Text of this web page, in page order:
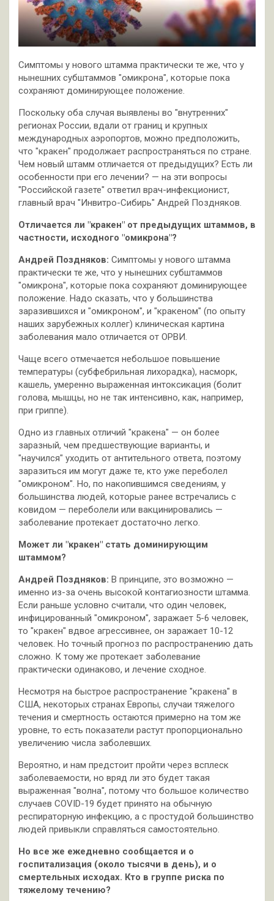
Симптомы у нового штамма практически те же, что у
нынешних субштаммов "омикрона", которые пока
сохраняют доминирующее положение.
Поскольку оба случая выявлены во "внутренних"
регионах России, вдали от границ и крупных
международных аэропортов, можно предположить,
что "кракен" продолжает распространяться по стране.
Чем новый штамм отличается от предыдущих? Есть ли
особенности при его лечении? — на эти вопросы
"Российской газете" ответил врач-инфекционист,
главный врач "Инвитро-Сибирь" Андрей Поздняков.
Отличается ли "кракен" от предыдущих штаммов, в
частности, исходного "омикрона"?
Андрей Поздняков: Симптомы у нового штамма
практически те же, что у нынешних субштаммов
"омикрона", которые пока сохраняют доминирующее
положение. Надо сказать, что у большинства
заразившихся и "омикроном", и "кракеном" (по опыту
наших зарубежных коллег) клиническая картина
заболевания мало отличается от ОРВИ.
Чаще всего отмечается небольшое повышение
температуры (субфебрильная лихорадка), насморк,
кашель, умеренно выраженная интоксикация (болит
голова, мышцы, но не так интенсивно, как, например,
при гриппе).
Одно из главных отличий "кракена" — он более
заразный, чем предшествующие варианты, и
"научился" уходить от антительного ответа, поэтому
заразиться им могут даже те, кто уже переболел
"омикроном". Но, по накопившимся сведениям, у
большинства людей, которые ранее встречались с
ковидом — переболели или вакцинировались —
заболевание протекает достаточно легко.
Может ли "кракен" стать доминирующим
штаммом?
Андрей Поздняков: В принципе, это возможно —
именно из-за очень высокой контагиозности штамма.
Если раньше условно считали, что один человек,
инфицированный "омикроном", заражает 5-6 человек,
то "кракен" вдвое агрессивнее, он заражает 10-12
человек. Но точный прогноз по распространению дать
сложно. К тому же протекает заболевание
практически одинаково, и лечение сходное.
Несмотря на быстрое распространение "кракена" в
США, некоторых странах Европы, случаи тяжелого
течения и смертность остаются примерно на том же
уровне, то есть показатели растут пропорционально
увеличению числа заболевших.
Вероятно, и нам предстоит пройти через всплеск
заболеваемости, но вряд ли это будет такая
выраженная "волна", потому что большое количество
случаев COVID-19 будет принято на обычную
респираторную инфекцию, а с простудой большинство
людей привыкли справляться самостоятельно.
Но все же ежедневно сообщается и о
госпитализация (около тысячи в день), и о
смертельных исходах. Кто в группе риска по
тяжелому течению?